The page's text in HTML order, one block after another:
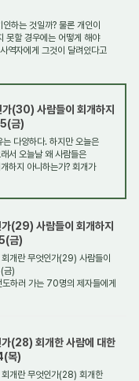
하는 것일까? 물론 개인이
못할 경우에는 어떻게 해야
역자에게 그것이 달려있다고
(30) 사람들이 회개하지
금)
다양하다. 하지만 오늘은
서 오늘날 왜 사람들은
하지 아니하는가? 회개가
(29) 사람들이 회개하지
금)
개란 무엇인가(29) 사람들이
금)
러 가는 70명의 제자들에게
(28) 회개한 사람에 대한
목)
개란 무엇인가(28) 회개한